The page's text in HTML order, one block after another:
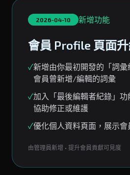
2026-04-10 新增功能
會員 Profile 頁面
✓新增由你最初開發的「詞
會員曾新增/編輯的詞彙
✓加入「最後編輯者紀錄」
協助修正或維護
✓優化個人資料頁面，展示會
由管理員新增 • 提升會員貢獻可見度